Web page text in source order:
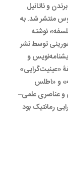
و ناتانیل
منتشر شد. به
نوشته
شورینی توسط نشر
و
«عینیت‌گرایی»
و «اطلس
عناصری علمی–
رمانتیک بود